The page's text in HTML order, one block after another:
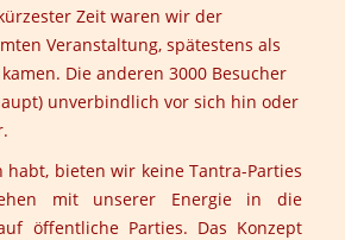
Zeit waren wir der
Veranstaltung, spätestens als
Die anderen 3000 Besucher
unverbindlich vor sich hin oder
bieten wir keine Tantra-Parties
mit unserer Energie in die
öffentliche Parties. Das Konzept